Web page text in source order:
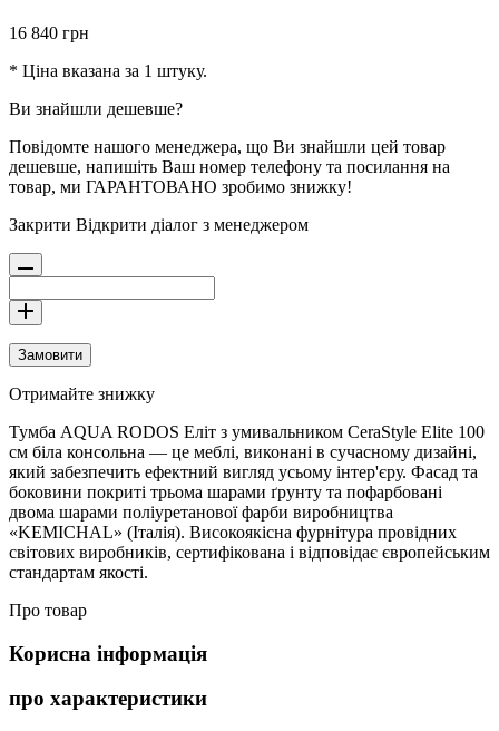
16 840 грн
* Ціна вказана за 1 штуку.
Ви знайшли дешевше?
Повідомте нашого менеджера, що Ви знайшли цей товар
дешевше, напишіть Ваш номер телефону та посилання на
товар, ми ГАРАНТОВАНО зробимо знижку!
Закрити Відкрити діалог з менеджером
Замовити
Отримайте знижку
Тумба AQUA RODOS Еліт з умивальником CeraStyle Elite 100
см біла консольна — це меблі, виконані в сучасному дизайні,
який забезпечить ефектний вигляд усьому інтер'єру. Фасад та
боковини покриті трьома шарами ґрунту та пофарбовані
двома шарами поліуретанової фарби виробництва
«KEMICHAL» (Італія). Високоякісна фурнітура провідних
світових виробників, сертифікована і відповідає європейським
стандартам якості.
Про товар
Корисна інформація
про характеристики